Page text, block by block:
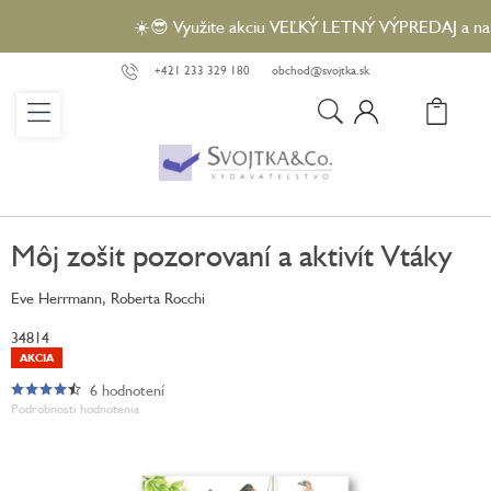
obsah
☀️😎 Využite akciu VEĽKÝ LETNÝ VÝPREDAJ a
+421 233 329 180 obchod@svojtka.sk
Môj zošit pozorovaní a aktivít Vtáky
Eve Herrmann, Roberta Rocchi
34814
Podrobnosti hodnotenia
AKCIA
Priemerné
hodnotenie
6 hodnotení